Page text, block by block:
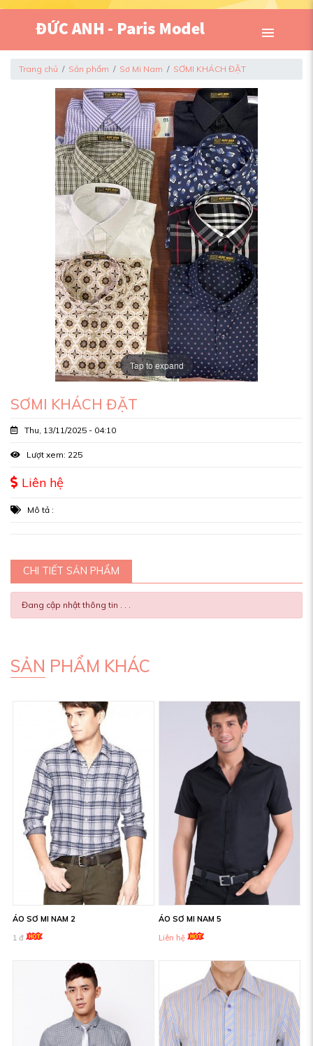
Trang chủ Sản phẩm Sơ Mi Nam SƠMI KHÁCH ĐẶT
Tap to expand
SƠMI KHÁCH ĐẶT
Thu, 13/11/2025 - 04:10
Lượt xem: 225
Liên hệ
Mô tả :
CHI TIẾT SẢN PHẨM
Đang cập nhật thông tin . . .
SẢN PHẨM KHÁC
ÁO SƠ MI NAM 2
1 đ
ÁO SƠ MI NAM 5
Liên hệ